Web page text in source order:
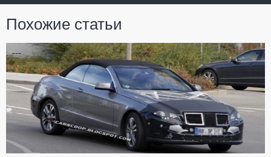
Похожие статьи
---